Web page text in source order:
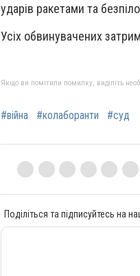
ударів ракетами та
Усіх обвинувачених
Якщо ви помітили помилку, виділіть
#війна #колаборанти #суд
Поділіться та підписуйтесь на